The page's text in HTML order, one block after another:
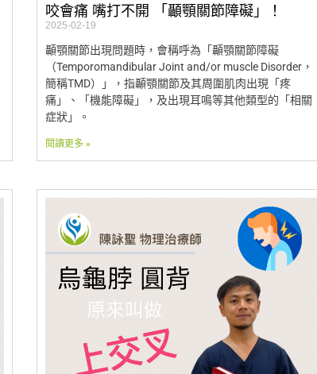
咬會痛 嘴打不開 「顳顎關節障礙」！
2025-02-19
顳顎關節出現問題時，會稱呼為「顳顎關節障礙
（Temporomandibular Joint and/or muscle Disorder，
簡稱TMD）」，指顳顎關節及其周圍肌肉出現「疼
痛」、「機能障礙」，及出現耳鳴等其他類型的「相關
症狀」。
閱讀更多 »